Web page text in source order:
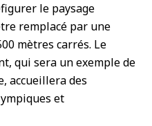
le paysage
remplacé par une
mètres carrés. Le
qui sera un exemple de
accueillera des
et